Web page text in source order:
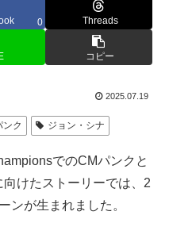
0 Threads
コピー
2025.07.19
ンク ジョン・シナ
でのCMパンクと
けたストーリーでは、2
ンが生まれました。